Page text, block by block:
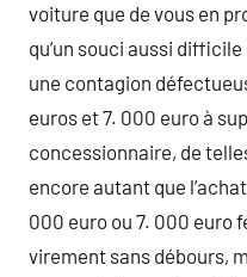
voiture que de vous en
qu’un souci aussi
une contagion
euros et 7. 000 euro à
concessionnaire, de
encore autant que
000 euro ou 7. 000 euro
virement sans débours,